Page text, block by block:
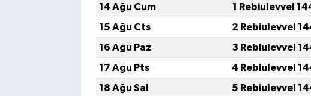
14 Ağu Cum
1 Rebiulevvel
15 Ağu Cts
2 Rebiulevvel
16 Ağu Paz
3 Rebiulevvel
17 Ağu Pts
4 Rebiulevvel
18 Ağu Sal
5 Rebiulevvel